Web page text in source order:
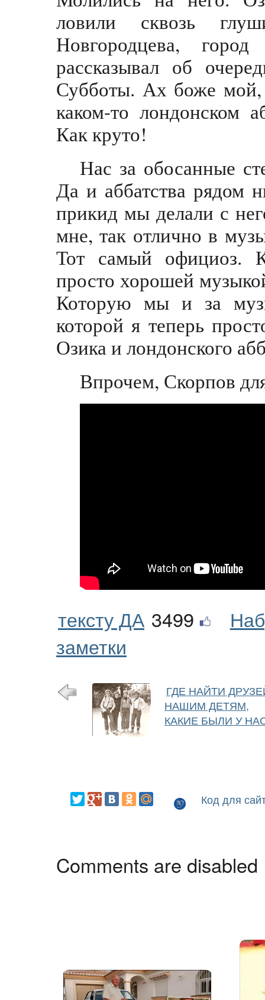
ловили сквозь
Новгородцева,
рассказывал об
Субботы. Ах боже
каком-то лондонском
Как круто!
Нас за обосанные
Да и аббатства рядом
прикид мы делали с
мне, так отлично в
Тот самый официоз.
просто хорошей
Которую мы и за
которой я теперь
Озика и лондонского
Впрочем, Скорпов
тексту ДА 3499
заметки
ГДЕ НАЙТИ
НАШИМ ДЕТЯМ,
КАКИЕ БЫЛИ У
Код для
Comments are disabled